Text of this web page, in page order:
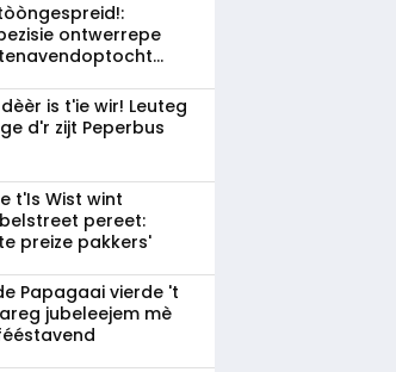
ontwerrepe
dèèr is t'ie wir! Leuteg
d'r zijt Peperbus
t'Is Wist wint
pereet:
preize pakkers'
Papagaai vierde 't
jubeleejem mè